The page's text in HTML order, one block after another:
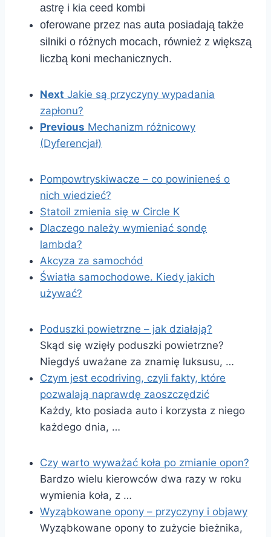
astrę i kia ceed kombi
oferowane przez nas auta posiadają także
silniki o różnych mocach, również z większą
liczbą koni mechanicznych.
Next Jakie są przyczyny wypadania
zapłonu?
Previous Mechanizm różnicowy
(Dyferencjał)
Pompowtryskiwacze – co powinieneś o
nich wiedzieć?
Statoil zmienia się w Circle K
Dlaczego należy wymieniać sondę
lambda?
Akcyza za samochód
Światła samochodowe. Kiedy jakich
używać?
Poduszki powietrzne – jak działają?
Skąd się wzięły poduszki powietrzne?
Niegdyś uważane za znamię luksusu, …
Czym jest ecodriving, czyli fakty, które
pozwalają naprawdę zaoszczędzić
Każdy, kto posiada auto i korzysta z niego
każdego dnia, …
Czy warto wyważać koła po zmianie opon?
Bardzo wielu kierowców dwa razy w roku
wymienia koła, z …
Wyząbkowane opony – przyczyny i objawy
Wyząbkowane opony to zużycie bieżnika,